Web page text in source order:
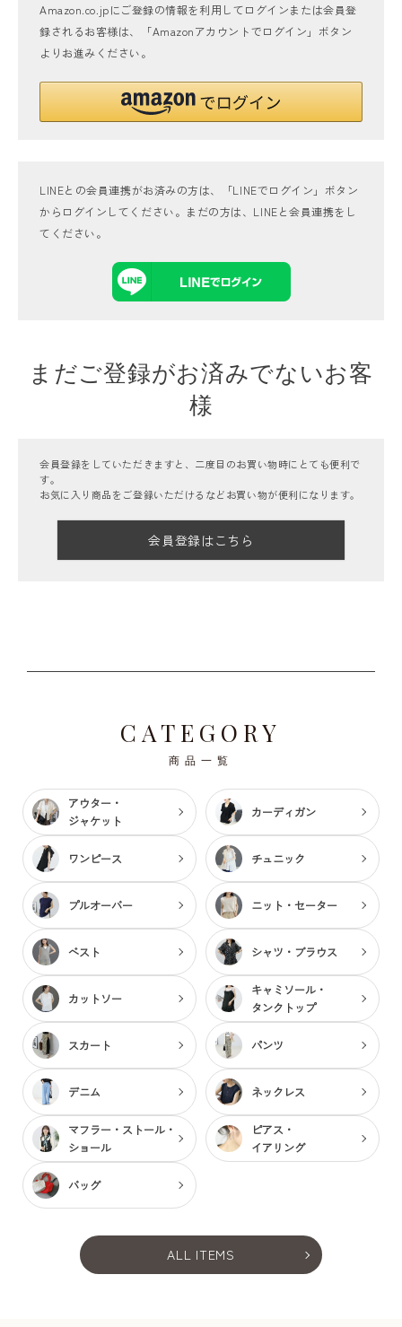
Amazon.co.jpにご登録の情報を利用してログインまたは会員登
録されるお客様は、「Amazonアカウントでログイン」ボタン
よりお進みください。
LINEとの会員連携がお済みの方は、「LINEでログイン」ボタン
からログインしてください。まだの方は、 LINEと会員連携をし
てください。
まだご登録がお済みでないお客
様
会員登録をしていただきますと、二度目のお買い物時にとても便利で
す。
お気に入り商品をご登録いただけるなどお買い物が便利になります。
会員登録はこちら
CATEGORY
商品一覧
アウター・
ジャケット
カーディガン
ワンピース チュニック
プルオーバー ニット・セーター
ベスト シャツ・ブラウス
カットソー
キャミソール・
タンクトップ
スカート パンツ
デニム ネックレス
マフラー・ストール・
ショール
ピアス・
イアリング
バッグ
ALL ITEMS